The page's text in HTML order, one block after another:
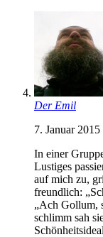
Der Emil
7. Januar
In einer
Lustiges
auf mich zu,
freundlich:
„Ach Gollum,
schlimm sah